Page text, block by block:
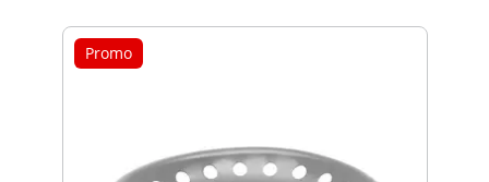
Promo